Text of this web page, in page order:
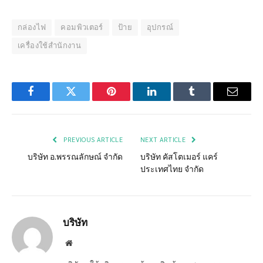
กล่องไฟ คอมพิวเตอร์ ป้าย
อุปกรณ์
เครื่องใช้สำนักงาน
FacebookTwitter Pinterest LinkedInTumblr Email
PREVIOUS ARTICLE
บริษัท อ.พรรณลักษณ์ จำกัด
NEXT ARTICLE
บริษัท คัสโตเมอร์ แคร์
ประเทศไทย จำกัด
บริษัท
Website